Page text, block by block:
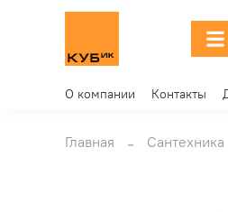
О компании Контакты
Главная Сантехника